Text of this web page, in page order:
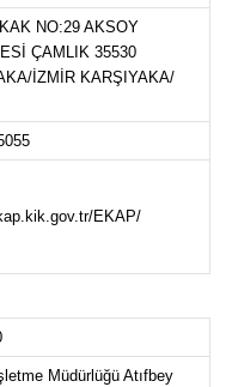
NO:29 AKSOY
ÇAMLIK 35530
İZMİR KARŞIYAKA/
EKAP/
Müdürlüğü Atıfbey